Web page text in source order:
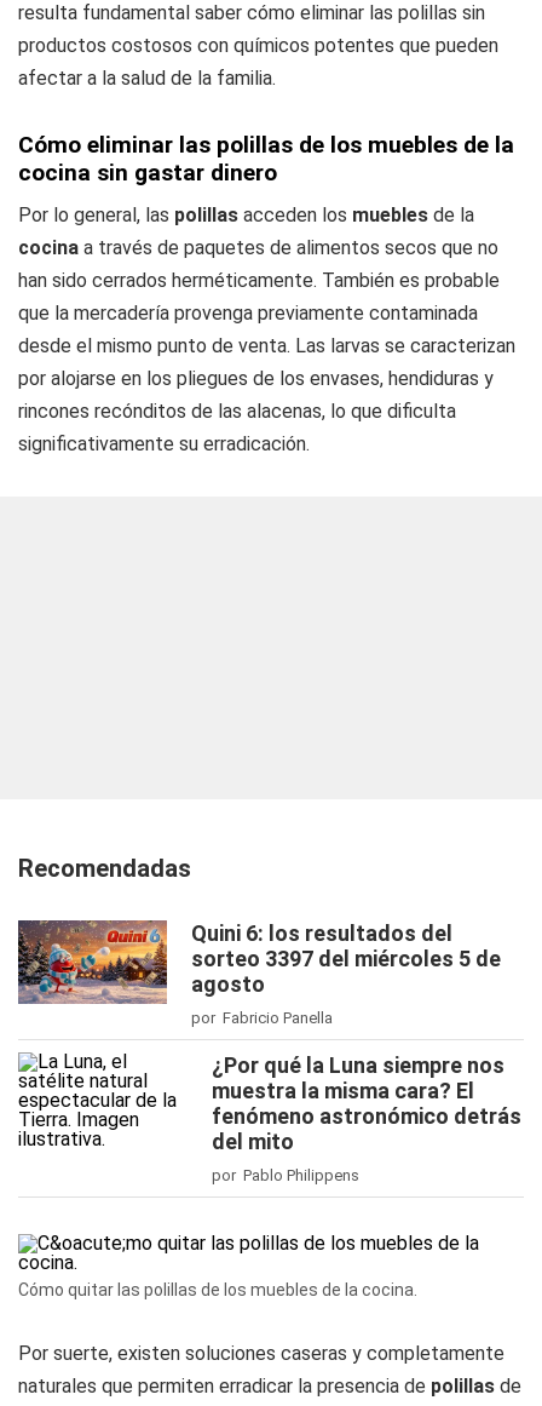
resulta fundamental saber cómo eliminar las polillas sin
productos costosos con químicos potentes que pueden
afectar a la salud de la familia.
Cómo eliminar las polillas de los muebles de la
cocina sin gastar dinero
Por lo general, las polillas acceden los muebles de la
cocina a través de paquetes de alimentos secos que no
han sido cerrados herméticamente. También es probable
que la mercadería provenga previamente contaminada
desde el mismo punto de venta. Las larvas se caracterizan
por alojarse en los pliegues de los envases, hendiduras y
rincones recónditos de las alacenas, lo que dificulta
significativamente su erradicación.
Recomendadas
Quini 6: los resultados del
sorteo 3397 del miércoles 5 de
agosto
por Fabricio Panella
¿Por qué la Luna siempre nos
muestra la misma cara? El
fenómeno astronómico detrás
del mito
por Pablo Philippens
Cómo quitar las polillas de los muebles de la cocina.
Por suerte, existen soluciones caseras y completamente
naturales que permiten erradicar la presencia de polillas de